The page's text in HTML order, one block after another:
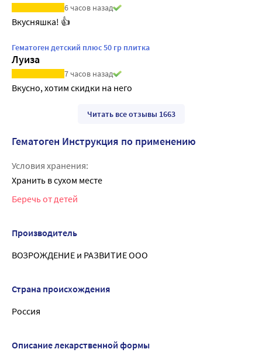
6 часов назад
Вкусняшка! 👍
Гематоген детский плюс 50 гр плитка
Луиза
7 часов назад
Вкусно, хотим скидки на него
Читать все отзывы 1663
Гематоген Инструкция по применению
Условия хранения:
Хранить в сухом месте
Беречь от детей
Производитель
ВОЗРОЖДЕНИЕ и РАЗВИТИЕ ООО
Страна происхождения
Россия
Описание лекарственной формы